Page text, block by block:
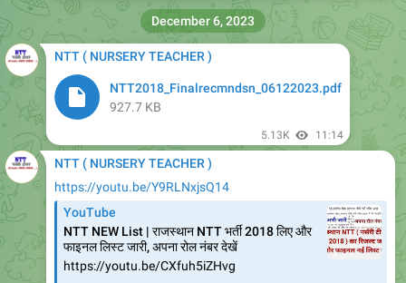
NTT ( NURSERY TEACHER )
NTT2018_Finalrecmndsn_06122023.pdf
5.13K 11:14
NTT ( NURSERY TEACHER )
https://youtu.be/Y9RLNxjsQ14
YouTube
NTT NEW List | राजस्थान NTT भर्ती 2018 लिए और
फाइनल लिस्ट जारी, अपना रोल नंबर देखें
https://youtu.be/CXfuh5iZHvg
NTT से संबंधित संपूर्ण जानकारी, यहां से देखें वीडियो
↗️
↗️
↗️
↗️